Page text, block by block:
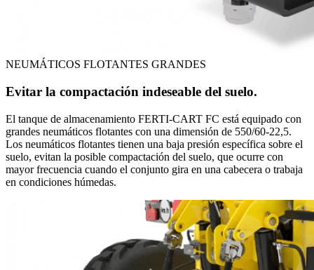
NEUMÁTICOS FLOTANTES GRANDES
Evitar la compactación indeseable del suelo.
El tanque de almacenamiento FERTI-CART FC está equipado con
grandes neumáticos flotantes con una dimensión de 550/60-22,5.
Los neumáticos flotantes tienen una baja presión específica sobre el
suelo, evitan la posible compactación del suelo, que ocurre con
mayor frecuencia cuando el conjunto gira en una cabecera o trabaja
en condiciones húmedas.